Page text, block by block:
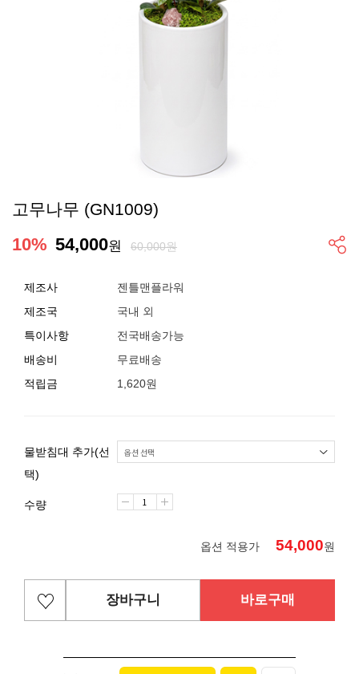
고무나무 (GN1009)
10% 54,000원 60,000원
제조사
젠틀맨플라워
제조국
국내 외
특이사항
전국배송가능
배송비
무료배송
적립금
1,620원
물받침대 추가(선
택)
수량
옵션 적용가 54,000원
장바구니 바로구매